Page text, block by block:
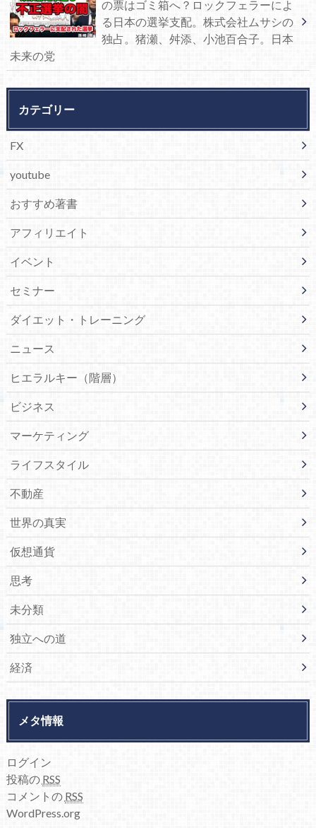
の票はゴミ箱へ？ロックフェラーによ
る日本の選挙支配。株式会社ムサシの
独占。猪瀬、舛添、小池百合子。日本
未来の党
カテゴリー
FX
youtube
おすすめ著書
アフィリエイト
イベント
セミナー
ダイエット・トレーニング
ニュース
ヒエラルキー（階層）
ビジネス
マーケティング
ライフスタイル
不動産
世界の真実
仮想通貨
思考
未分類
独立への道
経済
メタ情報
ログイン
投稿の RSS
コメントの RSS
WordPress.org